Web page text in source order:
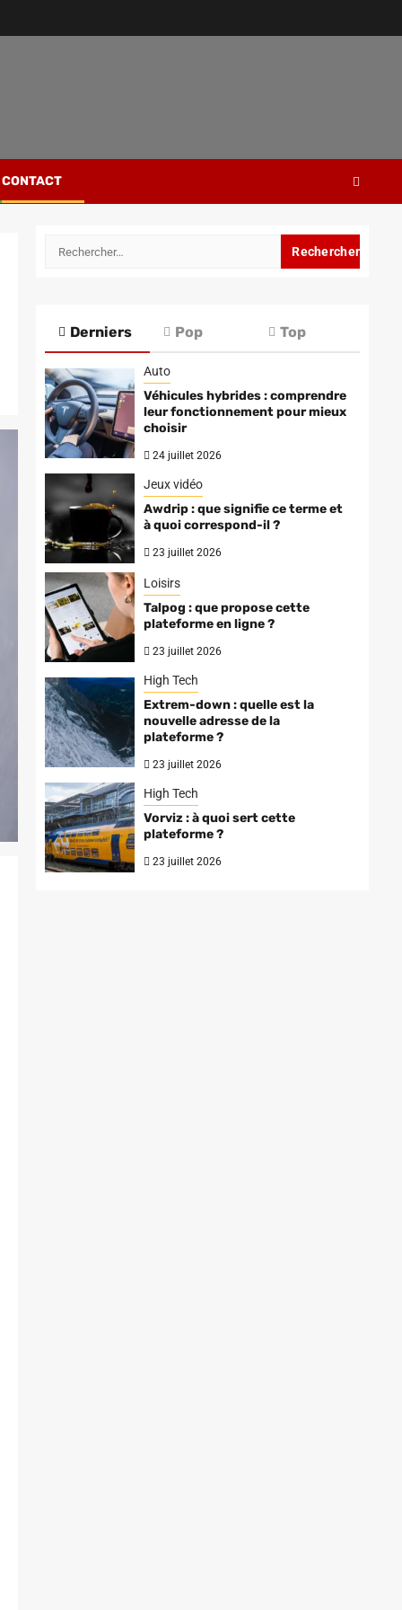
CONTACT
Rechercher :
Derniers Pop Top
Auto
Véhicules hybrides : comprendre
leur fonctionnement pour mieux
choisir
24 juillet 2026
Jeux vidéo
Awdrip : que signifie ce terme et
à quoi correspond-il ?
23 juillet 2026
Loisirs
Talpog : que propose cette
plateforme en ligne ?
23 juillet 2026
High Tech
Extrem-down : quelle est la
nouvelle adresse de la
plateforme ?
23 juillet 2026
High Tech
Vorviz : à quoi sert cette
plateforme ?
23 juillet 2026